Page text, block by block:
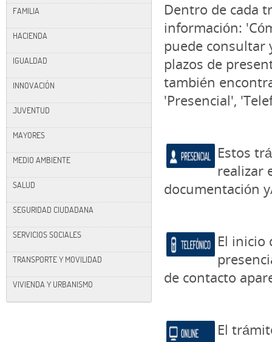
FAMILIA
HACIENDA
IGUALDAD
INNOVACIÓN
JUVENTUD
MAYORES
MEDIO AMBIENTE
SALUD
SEGURIDAD CIUDADANA
SERVICIOS SOCIALES
TRANSPORTE Y MOVILIDAD
VIVIENDA Y URBANISMO
Dentro de cada
información:
puede consultar
plazos de
también
'Presencial',
Estos
realizar
documentación
El inicio
de contacto
El